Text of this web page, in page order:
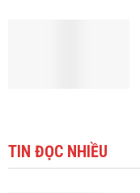
TIN ĐỌC NHIỀU